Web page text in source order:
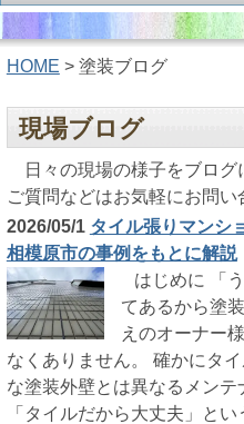
HOME > 塗装ブログ
現場ブログ
日々の現場の様子をブログ
ご質問などはお気軽にお問い
2026/05/1 タイル張りマンシ
相模原市の事例をもとに解説
はじめに 「
てあるから塗
えのオーナー
なくありません。 確かにタ
な塗装外壁とは異なるメンテ
「タイルだから大丈夫」と